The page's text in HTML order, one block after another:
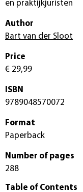
en praktijkjuristen
Author
Bart van der Sloot
Price
€ 29,99
ISBN
9789048570072
Format
Paperback
Number of pages
288
Table of Contents